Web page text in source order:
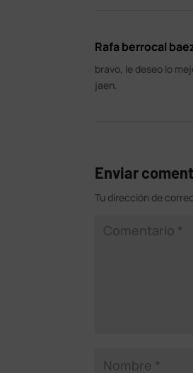
Rafa berrocal
bravo, le deseo lo
jaen.
Enviar
Tu dirección de